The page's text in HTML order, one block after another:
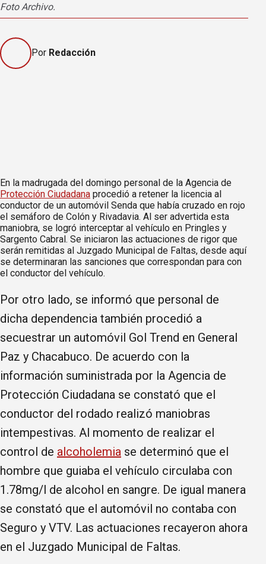
Foto Archivo.
Por Redacción
En la madrugada del domingo personal de la Agencia de
Protección Ciudadana procedió a retener la licencia al
conductor de un automóvil Senda que había cruzado en rojo
el semáforo de Colón y Rivadavia. Al ser advertida esta
maniobra, se logró interceptar al vehículo en Pringles y
Sargento Cabral. Se iniciaron las actuaciones de rigor que
serán remitidas al Juzgado Municipal de Faltas, desde aquí
se determinaran las sanciones que correspondan para con
el conductor del vehículo.
Por otro lado, se informó que personal de
dicha dependencia también procedió a
secuestrar un automóvil Gol Trend en General
Paz y Chacabuco. De acuerdo con la
información suministrada por la Agencia de
Protección Ciudadana se constató que el
conductor del rodado realizó maniobras
intempestivas. Al momento de realizar el
control de alcoholemia se determinó que el
hombre que guiaba el vehículo circulaba con
1.78mg/l de alcohol en sangre. De igual manera
se constató que el automóvil no contaba con
Seguro y VTV. Las actuaciones recayeron ahora
en el Juzgado Municipal de Faltas.